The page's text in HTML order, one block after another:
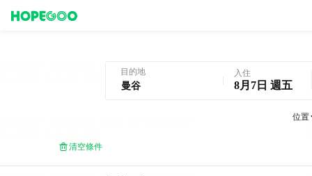
目的地 入住
8月7日 週五
位置
清空條件